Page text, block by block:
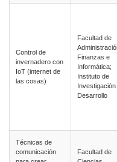
Control de
invernadero con
IoT (internet de
las cosas)
Facultad de
Finanzas e
Informática;
Instituto de
Desarrollo
Técnicas de
comunicación
Facultad de